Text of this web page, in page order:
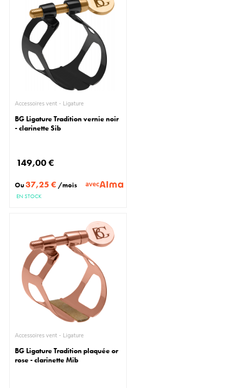
Accessoires vent - Ligature
BG Ligature Tradition vernie noir
- clarinette Sib
149,00 €
Ou37,25 € /mois avec
EN STOCK
Accessoires vent - Ligature
BG Ligature Tradition plaquée or
rose - clarinette Mib